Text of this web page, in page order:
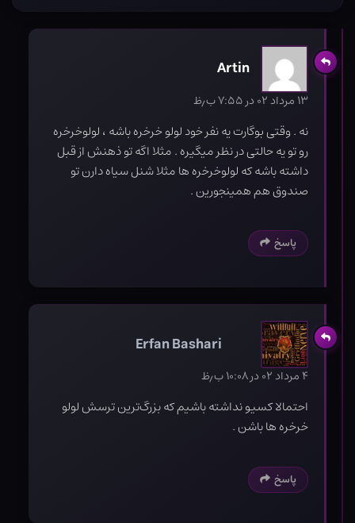
Artin
۱۳ مرداد ۰۲ در ۷:۵۵ ب٫ظ
نه . وقتی بوگارت یه نفر خود لولو خرخره باشه ، لولوخرخره
رو تو یه حالتی در نظر میگیره . مثلا اگه تو ذهنش از قبل
داشته باشه که لولوخرخره ها مثلا شنل سیاه دارن تو
صندوق هم همینجورین .
پاسخ
Erfan Bashari
۴ مرداد ۰۲ در ۱۰:۰۸ ب٫ظ
احتمالا کسیو نداشته باشیم که بزرگ‌ترین ترسش لولو
خرخره ها باشن .
پاسخ